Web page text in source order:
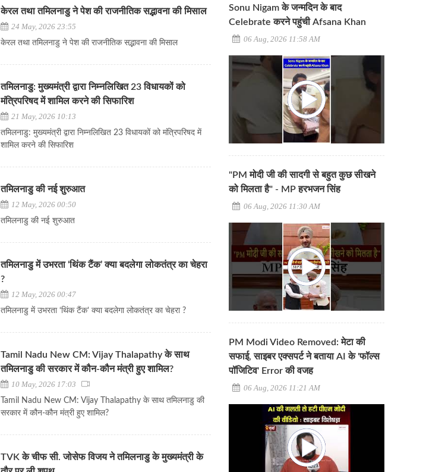
केरल तथा तमिलनाडु ने पेश की राजनीतिक सद्भावना की मिसाल
24 May, 2026 23:55
केरल तथा तमिलनाडु ने पेश की राजनीतिक सद्भावना की मिसाल
तमिलनाडु: मुख्यमंत्री द्वारा निम्नलिखित 23 विधायकों को
मंत्रिपरिषद में शामिल करने की सिफारिश
21 May, 2026 10:13
तमिलनाडु: मुख्यमंत्री द्वारा निम्नलिखित 23 विधायकों को मंत्रिपरिषद में
शामिल करने की सिफारिश
तमिलनाडु की नई शुरुआत
12 May, 2026 00:50
तमिलनाडु की नई शुरुआत
तमिलनाडु में उभरता ‘थिंक टैंक’ क्या बदलेगा लोकतंत्र का चेहरा
?
12 May, 2026 00:47
तमिलनाडु में उभरता ‘थिंक टैंक’ क्या बदलेगा लोकतंत्र का चेहरा ?
Tamil Nadu New CM: Vijay Thalapathy के साथ
तमिलनाडु की सरकार में कौन-कौन मंत्री हुए शामिल?
10 May, 2026 17:03
Tamil Nadu New CM: Vijay Thalapathy के साथ तमिलनाडु की
सरकार में कौन-कौन मंत्री हुए शामिल?
TVK के चीफ सी. जोसेफ विजय ने तमिलनाडु के मुख्यमंत्री के
Sonu Nigam के जन्मदिन के बाद
Celebrate करने पहुंची Afsana Khan
06 Aug, 2026 11:58 AM
"PM मोदी जी की सादगी से बहुत कुछ सीखने
को मिलता है" - MP हरभजन सिंह
06 Aug, 2026 11:30 AM
PM Modi Video Removed: मेटा की
सफाई, साइबर एक्सपर्ट ने बताया AI के 'फॉल्स
पॉजिटिव' Error की वजह
06 Aug, 2026 11:21 AM